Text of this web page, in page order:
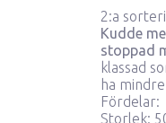
2:a
Kudde
stoppad
klassad
ha
Fördelar:
Storlek: